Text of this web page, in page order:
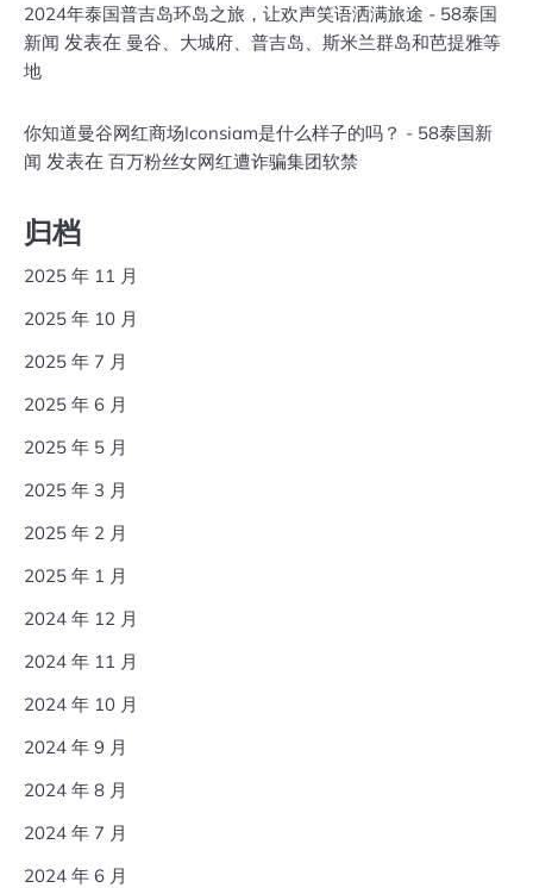
2024年泰国普吉岛环岛之旅，让欢声笑语洒满旅途 - 58泰国
新闻 发表在 曼谷、大城府、普吉岛、斯米兰群岛和芭提雅等
地
你知道曼谷网红商场Iconsiam是什么样子的吗？ - 58泰国新
闻 发表在 百万粉丝女网红遭诈骗集团软禁
归档
2025 年 11 月
2025 年 10 月
2025 年 7 月
2025 年 6 月
2025 年 5 月
2025 年 3 月
2025 年 2 月
2025 年 1 月
2024 年 12 月
2024 年 11 月
2024 年 10 月
2024 年 9 月
2024 年 8 月
2024 年 7 月
2024 年 6 月